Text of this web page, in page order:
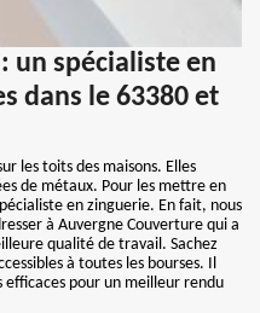
un spécialiste en
dans le 63380 et
les toits des maisons. Elles
de métaux. Pour les mettre en
en zinguerie. En fait, nous
à Auvergne Couverture qui a
qualité de travail. Sachez
à toutes les bourses. Il
pour un meilleur rendu